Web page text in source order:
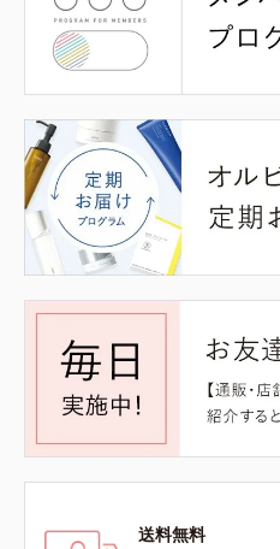
送料無料